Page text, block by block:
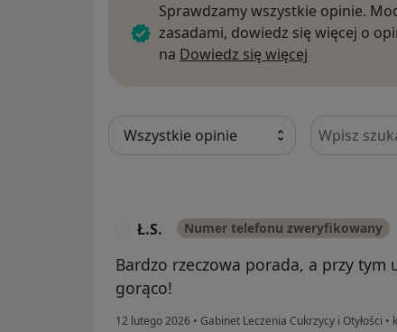
Sprawdzamy wszystkie opinie.
zasadami, dowiedz się więcej o
na Dowiedz się więcej
Szukaj w
Ł.S. Numer telefonu zweryfikowany
Bardzo rzeczowa porada, a przy tym
gorąco!
12 lutego 2026 • Gabinet Leczenia Cukrzycy i Otyłości •